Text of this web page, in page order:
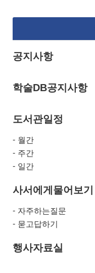
공지사항
학술DB공지사항
도서관일정
월간
주간
일간
사서에게물어보기
자주하는질문
묻고답하기
행사자료실